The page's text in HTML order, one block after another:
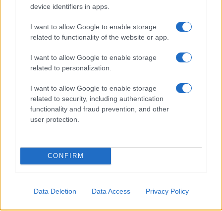
device identifiers in apps.
I want to allow Google to enable storage
related to functionality of the website or app.
I want to allow Google to enable storage
related to personalization.
I want to allow Google to enable storage
related to security, including authentication
functionality and fraud prevention, and other
user protection.
CONFIRM
Data Deletion Data Access Privacy Policy
MyAADE – Ποιά σημεία πρέπει να
22/09/2021 - 08:36
ΕΝΦΙΑ 2021: Πότε αναρτώνται τα
δικαιούνται έκπτωση
21/09/2021 - 10:07
αλλάξει το 2022